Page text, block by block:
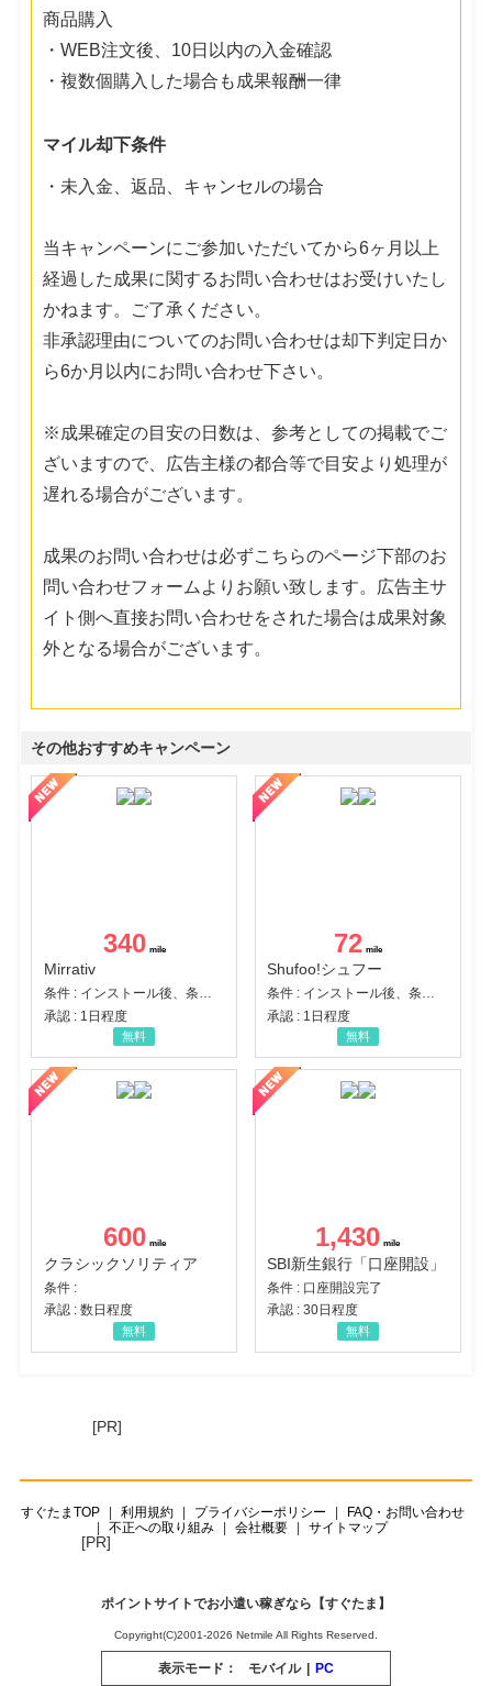
商品購入
・WEB注文後、10日以内の入金確認
・複数個購入した場合も成果報酬一律
マイル却下条件
・未入金、返品、キャンセルの場合
当キャンペーンにご参加いただいてから6ヶ月以上
経過した成果に関するお問い合わせはお受けいたし
かねます。ご了承ください。
非承認理由についてのお問い合わせは却下判定日か
ら6か月以内にお問い合わせ下さい。
※成果確定の目安の日数は、参考としての掲載でご
ざいますので、広告主様の都合等で目安より処理が
遅れる場合がございます。
成果のお問い合わせは必ずこちらのページ下部のお
問い合わせフォームよりお願い致します。広告主サ
イト側へ直接お問い合わせをされた場合は成果対象
外となる場合がございます。
その他おすすめキャンペーン
340
Mirrativ
条件 : インストール後、条件達成
承認 : 1日程度
無料
72
Shufoo!シュフー
条件 : インストール後、条件達成
承認 : 1日程度
無料
600
クラシックソリティア
条件 :
承認 : 数日程度
無料
1,430
SBI新生銀行「口座開設」
条件 : 口座開設完了
承認 : 30日程度
無料
[PR]
すぐたまTOP 利用規約 プライバシーポリシー
FAQ・お問い合わせ
不正への取り組み
会社概要 サイトマップ
[PR]
ポイントサイトでお小遣い稼ぎなら【すぐたま】
Copyright(C)2001-2026 Netmile All Rights Reserved.
表示モード： モバイル | PC